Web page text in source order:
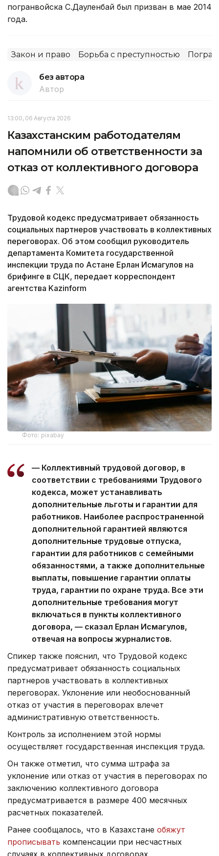
погранвойска С.Дауленбай был призван в мае 2014
года.
Закон и право Борьба с преступностью
без автора
Автор
13:00, 06 Августа 2026
Казахстанским работодателям
напомнили об ответственности за
отказ от коллективного договора
Трудовой кодекс предусматривает обязанность
социальных партнеров участвовать в коллективных
переговорах. Об этом сообщил руководитель
департамента Комитета государственной
инспекции труда по Астане Ерлан Исмагулов на
брифинге в СЦК, передает корреспондент
агентства Kazinform
Фото: pixabay
— Коллективный трудовой договор, в
соответствии с требованиями Трудового
кодекса, может устанавливать
дополнительные льготы и гарантии для
работников. Наиболее распространенной
дополнительной гарантией являются
дополнительные трудовые отпуска,
гарантии для работников с семейными
обязанностями, а также дополнительные
выплаты, повышение гарантии оплаты
труда, гарантии по охране труда. Все эти
дополнительные требования могут
включаться в пункты коллективного
договора, — сказал Ерлан Исмагулов,
отвечая на вопросы журналистов.
Спикер также пояснил, что Трудовой кодекс
предусматривает обязанность социальных
партнеров участвовать в коллективных
переговорах. Уклонение или необоснованный
отказ от участия в переговорах влечет
административную ответственность.
Контроль за исполнением этой нормы
осуществляет государственная инспекция труда.
Он также отметил, что сумма штрафа за
уклонение или отказ от участия в переговорах по
заключению коллективного договора
предусматривается в размере 400 месячных
расчетных показателей.
Ранее сообщалось, что в Казахстане обяжут
прописывать компенсации при несчастных
случаях в коллективных договорах.